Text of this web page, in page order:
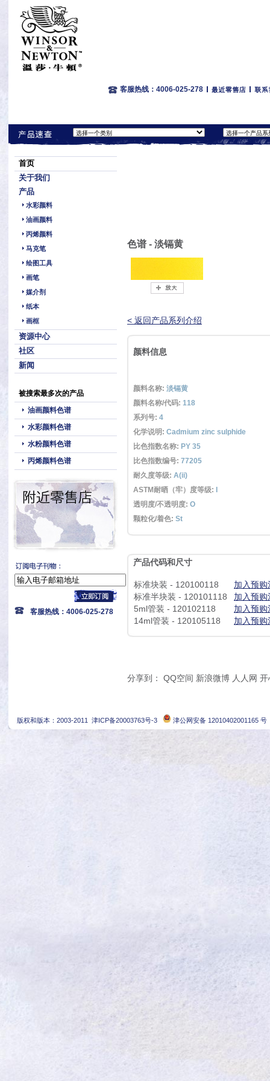
客服热线：4006-025-278
首页
关于我们
产品
水彩颜料
油画颜料
丙烯颜料
马克笔
绘图工具
画笔
媒介剂
纸本
画框
资源中心
社区
新闻
被搜索最多次的产品
油画颜料色谱
水彩颜料色谱
水粉颜料色谱
丙烯颜料色谱
客服热线：4006-025-278
色谱 - 淡镉黄
< 返回产品系列介绍
颜料信息
颜料名称: 淡镉黄
颜料名称/代码: 118
系列号: 4
化学说明: Cadmium zinc sulphide
比色指数名称: PY 35
比色指数编号: 77205
耐久度等级: A(ii)
ASTM耐晒（牢）度等级:
透明度/不透明度: O
颗粒化/着色: St
产品代码和尺寸
标准块装 - 120100118
加入预购
标准半块装 - 120101118
加入预购
5ml管装 - 120102118
加入预购
14ml管装 - 120105118
加入预购
分享到： QQ空间 新浪微博 人人网 开
版权和版本：2003-2011 津ICP备20003763号-3 津公网安备 12010402001165 号